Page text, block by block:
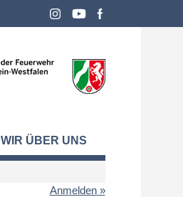
WIR ÜBER UNS
Anmelden